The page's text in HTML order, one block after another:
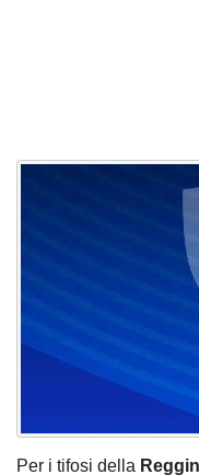
Per i tifosi della